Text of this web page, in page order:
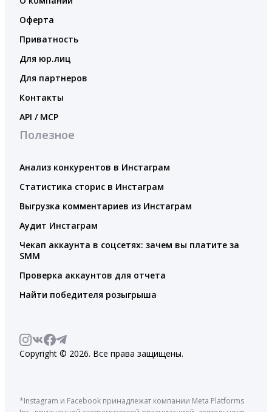
Оферта
Приватность
Для юр.лиц
Для партнеров
Контакты
API / MCP
Полезное
Анализ конкурентов в Инстаграм
Статистика сторис в Инстаграм
Выгрузка комментариев из Инстаграм
Аудит Инстаграм
Чекап аккаунта в соцсетях: зачем вы платите за
SMM
Проверка аккаунтов для отчета
Найти победителя розыгрыша
Copyright © 2026. Все права защищены.
*Instagram и Facebook принадлежат компании Meta Platforms